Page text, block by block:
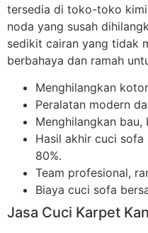
tersedia di toko-toko
noda yang susah
sedikit cairan yang tidak
berbahaya dan ramah
Menghilangkan
Peralatan modern
Menghilangkan
Hasil akhir cuci
80%.
Team profesional,
Biaya cuci sofa
Jasa Cuci Karpet